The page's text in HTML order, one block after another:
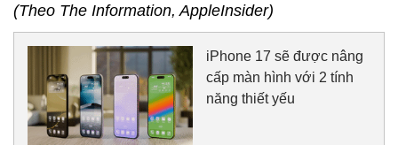
(Theo The Information, AppleInsider)
iPhone 17 sẽ được nâng
cấp màn hình với 2 tính
năng thiết yếu